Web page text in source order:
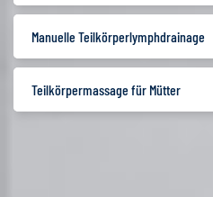
Manuelle Teilkörperlymphdrainage
Teilkörpermassage für Mütter